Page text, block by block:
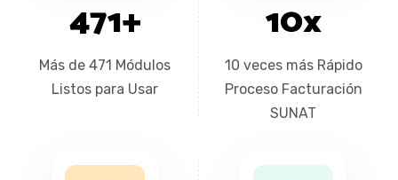
471+
Más de 471 Módulos
Listos para Usar
10x
10 veces más Rápido
Proceso Facturación
SUNAT